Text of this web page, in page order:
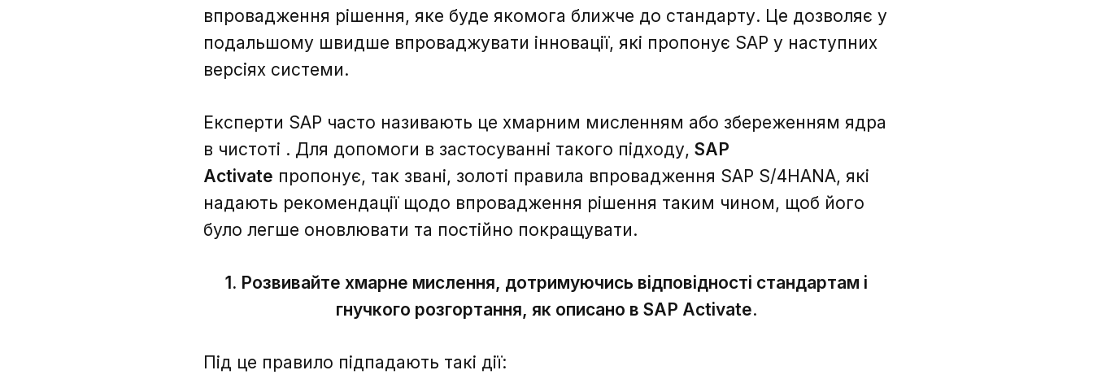
впровадження рішення, яке буде якомога ближче до стандарту. Це дозволяє у
подальшому швидше впроваджувати інновації, які пропонує SAP у наступних
версіях системи.
Експерти SAP часто називають це хмарним мисленням або збереженням ядра
в чистоті . Для допомоги в застосуванні такого підходу, SAP
Activate пропонує, так звані, золоті правила впровадження SAP S/4HANA, які
надають рекомендації щодо впровадження рішення таким чином, щоб його
було легше оновлювати та постійно покращувати.
1. Розвивайте хмарне мислення, дотримуючись відповідності стандартам і
гнучкого розгортання, як описано в SAP Activate.
Під це правило підпадають такі дії: